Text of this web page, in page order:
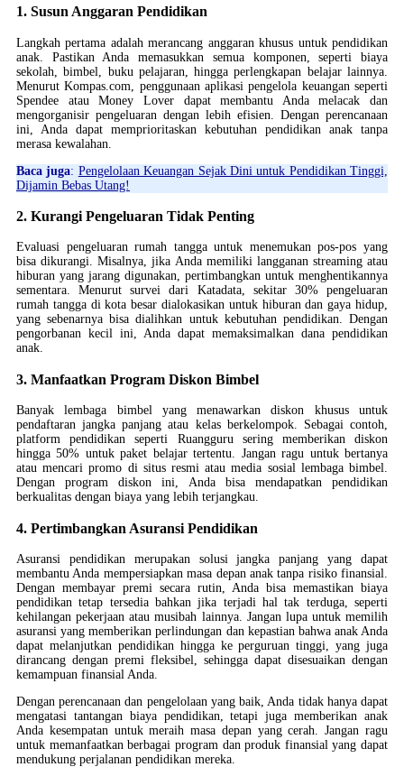
1. Susun Anggaran Pendidikan
Langkah pertama adalah merancang anggaran khusus untuk pendidikan
anak. Pastikan Anda memasukkan semua komponen, seperti biaya
sekolah, bimbel, buku pelajaran, hingga perlengkapan belajar lainnya.
Menurut Kompas.com, penggunaan aplikasi pengelola keuangan seperti
Spendee atau Money Lover dapat membantu Anda melacak dan
mengorganisir pengeluaran dengan lebih efisien. Dengan perencanaan
ini, Anda dapat memprioritaskan kebutuhan pendidikan anak tanpa
merasa kewalahan.
Baca juga: Pengelolaan Keuangan Sejak Dini untuk Pendidikan Tinggi,
Dijamin Bebas Utang!
2. Kurangi Pengeluaran Tidak Penting
Evaluasi pengeluaran rumah tangga untuk menemukan pos-pos yang
bisa dikurangi. Misalnya, jika Anda memiliki langganan streaming atau
hiburan yang jarang digunakan, pertimbangkan untuk menghentikannya
sementara. Menurut survei dari Katadata, sekitar 30% pengeluaran
rumah tangga di kota besar dialokasikan untuk hiburan dan gaya hidup,
yang sebenarnya bisa dialihkan untuk kebutuhan pendidikan. Dengan
pengorbanan kecil ini, Anda dapat memaksimalkan dana pendidikan
anak.
3. Manfaatkan Program Diskon Bimbel
Banyak lembaga bimbel yang menawarkan diskon khusus untuk
pendaftaran jangka panjang atau kelas berkelompok. Sebagai contoh,
platform pendidikan seperti Ruangguru sering memberikan diskon
hingga 50% untuk paket belajar tertentu. Jangan ragu untuk bertanya
atau mencari promo di situs resmi atau media sosial lembaga bimbel.
Dengan program diskon ini, Anda bisa mendapatkan pendidikan
berkualitas dengan biaya yang lebih terjangkau.
4. Pertimbangkan Asuransi Pendidikan
Asuransi pendidikan merupakan solusi jangka panjang yang dapat
membantu Anda mempersiapkan masa depan anak tanpa risiko finansial.
Dengan membayar premi secara rutin, Anda bisa memastikan biaya
pendidikan tetap tersedia bahkan jika terjadi hal tak terduga, seperti
kehilangan pekerjaan atau musibah lainnya. Jangan lupa untuk memilih
asuransi yang memberikan perlindungan dan kepastian bahwa anak Anda
dapat melanjutkan pendidikan hingga ke perguruan tinggi, yang juga
dirancang dengan premi fleksibel, sehingga dapat disesuaikan dengan
kemampuan finansial Anda.
Dengan perencanaan dan pengelolaan yang baik, Anda tidak hanya dapat
mengatasi tantangan biaya pendidikan, tetapi juga memberikan anak
Anda kesempatan untuk meraih masa depan yang cerah. Jangan ragu
untuk memanfaatkan berbagai program dan produk finansial yang dapat
mendukung perjalanan pendidikan mereka.